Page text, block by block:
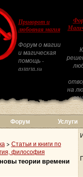
Приворот и
любовная магия
Форум о магии
и магическая
помощь -
astarta.su
на
Форум Услуги
> Статьи и книги по
философия
теории времени